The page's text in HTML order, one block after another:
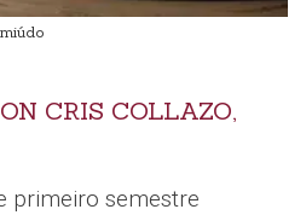
CRIS COLLAZO,
primeiro semestre